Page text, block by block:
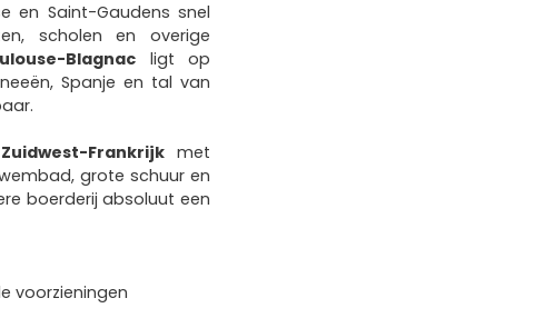
en Saint-Gaudens snel
scholen en overige
Blagnac ligt op
Spanje en tal van
Frankrijkmet
grote schuur en
boerderij absoluut een
voorzieningen